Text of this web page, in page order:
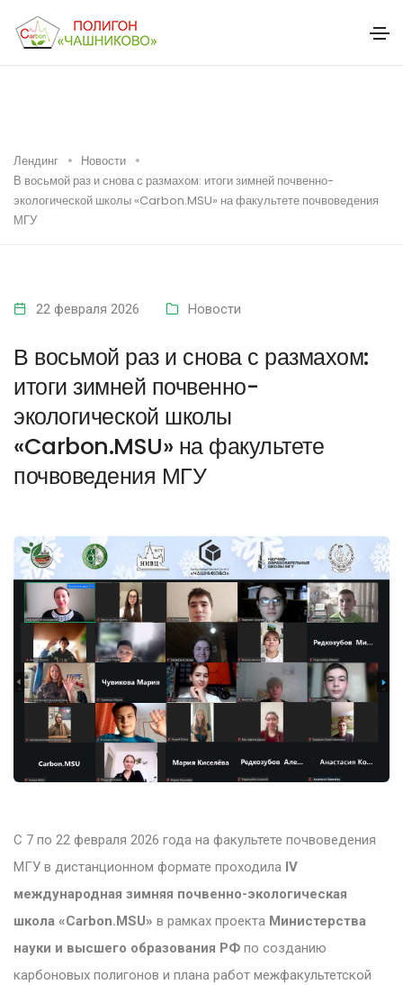
Лендинг
Новости
В восьмой раз и снова с размахом: итоги зимней почвенно-
экологической школы «Carbon.MSU» на факультете почвоведения
МГУ
22 февраля 2026 Новости
В восьмой раз и снова с размахом:
итоги зимней почвенно-
экологической школы
«Carbon.MSU» на факультете
почвоведения МГУ
С 7 по 22 февраля 2026 года на факультете почвоведения
МГУ в дистанционном формате проходила IV
международная зимняя почвенно-экологическая
школа «Carbon.MSU» в рамках проекта Министерства
науки и высшего образования РФ по созданию
карбоновых полигонов и плана работ межфакультетской